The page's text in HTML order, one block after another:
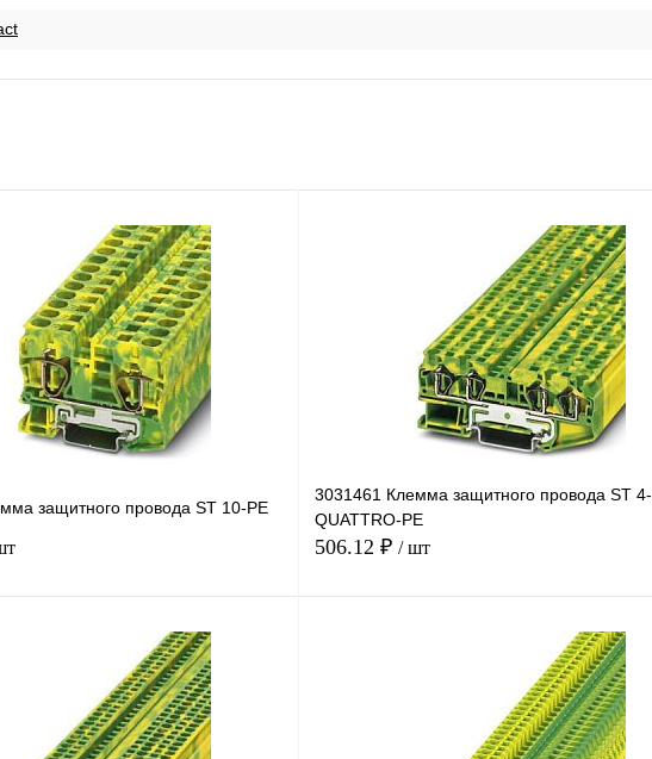
защитного провода ST 10-PE
В корзину
Сравнение
3031461 Клемма защитного провода ST 4-
QUATTRO-PE
506.12 ₽ / шт
В корзину
Сравнение
Под заказ